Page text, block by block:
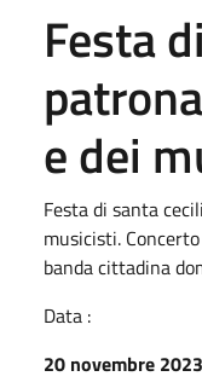
Festa
e dei
Festa di santa
musicisti.
banda cittadina
Data :
20 novembre 2023